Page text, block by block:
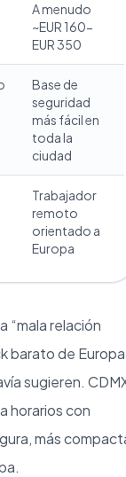
A menudo
~EUR 160-
EUR 350
Base de
seguridad
más fácil en
toda la
ciudad
Trabajador
remoto
orientado a
Europa
“mala relación
barato de Europa
sugieren.
horarios con
más